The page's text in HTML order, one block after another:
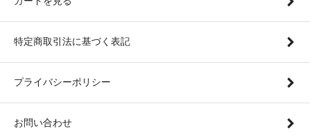
特定商取引法に基づく表記
プライバシーポリシー
お問い合わせ